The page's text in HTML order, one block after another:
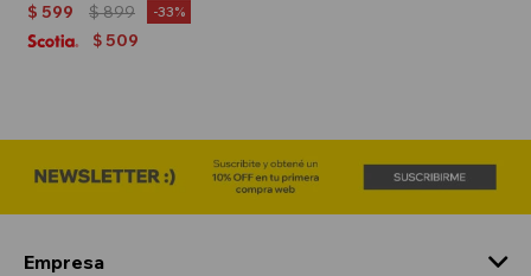
$ 599 $899 33
$ 509
Empresa